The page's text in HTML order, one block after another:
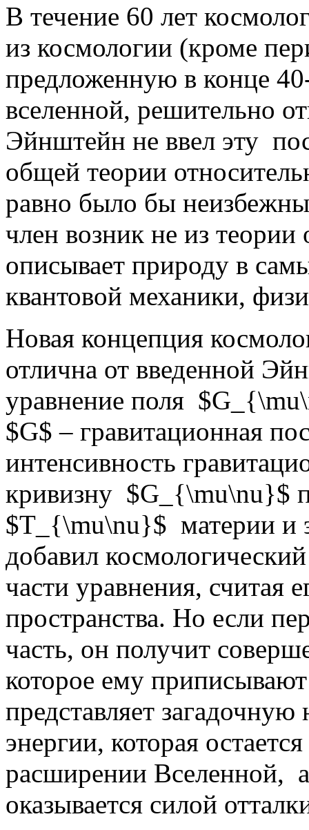
В течение 60 лет
из космологии (кроме
предложенную в конце
вселенной, решительно
Эйнштейн не ввел эту
общей теории
равно было бы
член возник не из теории
описывает природу в
квантовой механики,
Новая концепция
отлична от введенной
уравнение поля
$G$ – гравитационная
интенсивность
кривизну $G_{\mu\nu}$
$T_{\mu\nu}$ материи и
добавил
части уравнения, считая
пространства. Но если
часть, он получит
которое ему
представляет
энергии, которая
расширении Вселенной, а
оказывается силой